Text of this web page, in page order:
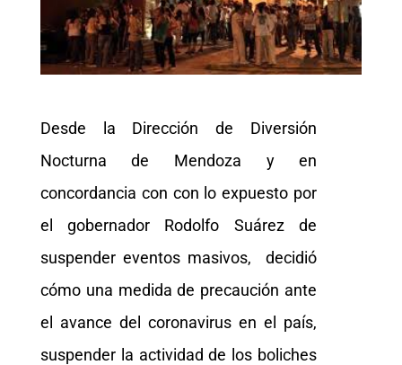
Desde la Dirección de Diversión
Nocturna de Mendoza y en
concordancia con con lo expuesto por
el gobernador Rodolfo Suárez de
suspender eventos masivos, decidió
cómo una medida de precaución ante
el avance del coronavirus en el país,
suspender la actividad de los boliches